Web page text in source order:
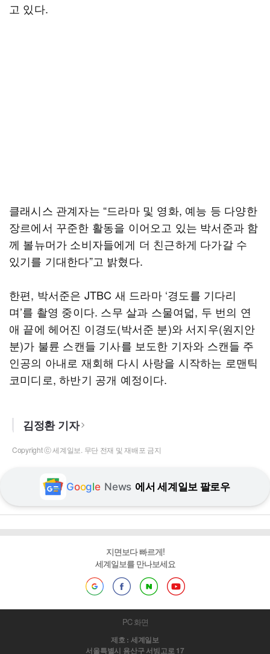
고 있다.
클래시스 관계자는 “드라마 및 영화, 예능 등 다양한
장르에서 꾸준한 활동을 이어오고 있는 박서준과 함
께 볼뉴머가 소비자들에게 더 친근하게 다가갈 수
있기를 기대한다”고 밝혔다.
한편, 박서준은 JTBC 새 드라마 ‘경도를 기다리
며’를 촬영 중이다. 스무 살과 스물여덟, 두 번의 연
애 끝에 헤어진 이경도(박서준 분)와 서지우(원지안
분)가 불륜 스캔들 기사를 보도한 기자와 스캔들 주
인공의 아내로 재회해 다시 사랑을 시작하는 로맨틱
코미디로, 하반기 공개 예정이다.
김정환 기자
Copyright ⓒ 세계일보. 무단 전재 및 재배포 금지
Google News 에서 세계일보 팔로우
지면보다 빠르게!
세계일보를 만나보세요
PC 화면
제호 : 세계일보
서울특별시 용산구 서빙고로 17